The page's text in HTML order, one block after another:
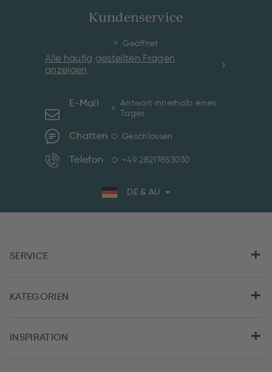
Kundenservice
Geöffnet
Alle häufig gestellten Fragen
anzeigen
E-Mail
Antwort innerhalb eines
Tages
Chatten Geschlossen
Telefon +49 28217853030
DE & AU
SERVICE
KATEGORIEN
INSPIRATION